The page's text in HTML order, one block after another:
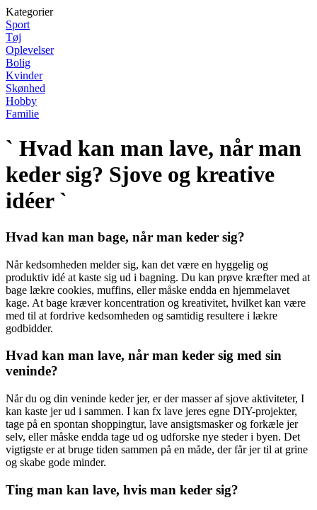
Kategorier
Sport
Tøj
Oplevelser
Bolig
Kvinder
Skønhed
Hobby
Familie
` Hvad kan man lave, når man
keder sig? Sjove og kreative
idéer `
Hvad kan man bage, når man keder sig?
Når kedsomheden melder sig, kan det være en hyggelig og
produktiv idé at kaste sig ud i bagning. Du kan prøve kræfter med at
bage lækre cookies, muffins, eller måske endda en hjemmelavet
kage. At bage kræver koncentration og kreativitet, hvilket kan være
med til at fordrive kedsomheden og samtidig resultere i lækre
godbidder.
Hvad kan man lave, når man keder sig med sin
veninde?
Når du og din veninde keder jer, er der masser af sjove aktiviteter, I
kan kaste jer ud i sammen. I kan fx lave jeres egne DIY-projekter,
tage på en spontan shoppingtur, lave ansigtsmasker og forkæle jer
selv, eller måske endda tage ud og udforske nye steder i byen. Det
vigtigste er at bruge tiden sammen på en måde, der får jer til at grine
og skabe gode minder.
Ting man kan lave, hvis man keder sig?